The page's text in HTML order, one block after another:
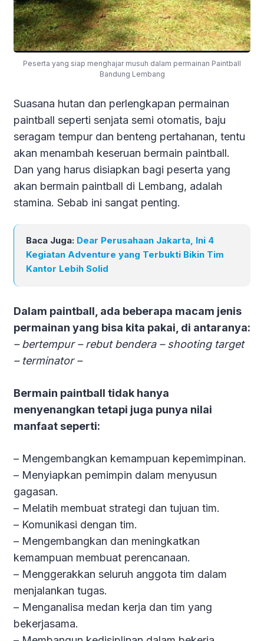
Peserta yang siap menghajar musuh dalam permainan Paintball
Bandung Lembang
Suasana hutan dan perlengkapan permainan
paintball seperti senjata semi otomatis, baju
seragam tempur dan benteng pertahanan, tentu
akan menambah keseruan bermain paintball.
Dan yang harus disiapkan bagi peserta yang
akan bermain paintball di Lembang, adalah
stamina. Sebab ini sangat penting.
Baca Juga: Dear Perusahaan Jakarta, Ini 4
Kegiatan Adventure yang Terbukti Bikin Tim
Kantor Lebih Solid
Dalam paintball, ada beberapa macam jenis
permainan yang bisa kita pakai, di antaranya:
– bertempur – rebut bendera – shooting target
– terminator –
Bermain paintball tidak hanya
menyenangkan tetapi juga punya nilai
manfaat seperti:
– Mengembangkan kemampuan kepemimpinan.
– Menyiapkan pemimpin dalam menyusun
gagasan.
– Melatih membuat strategi dan tujuan tim.
– Komunikasi dengan tim.
– Mengembangkan dan meningkatkan
kemampuan membuat perencanaan.
– Menggerakkan seluruh anggota tim dalam
menjalankan tugas.
– Menganalisa medan kerja dan tim yang
bekerjasama.
SOLUSI Acara Kantor Jadi Spektakuler,
Bos Senang Tanpa Drama!
Free Konsultasi untuk 10 Orang Pertama Hari ini